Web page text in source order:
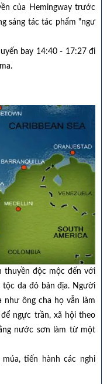
của Hemingway trước
sáng tác tác phẩm "ngư
bay 14:40 - 17:27 đi
thuyền độc mộc đến với
tộc da đỏ bản địa. Người
như ông cha họ vẫn làm
ngực trần, xã hội theo
nước sơn làm từ một
tiến hành các nghi